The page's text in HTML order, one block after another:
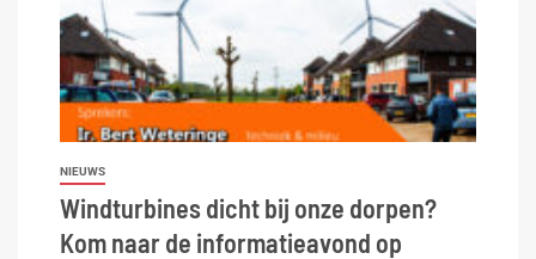
NIEUWS
Windturbines dicht bij onze dorpen?
Kom naar de informatieavond op